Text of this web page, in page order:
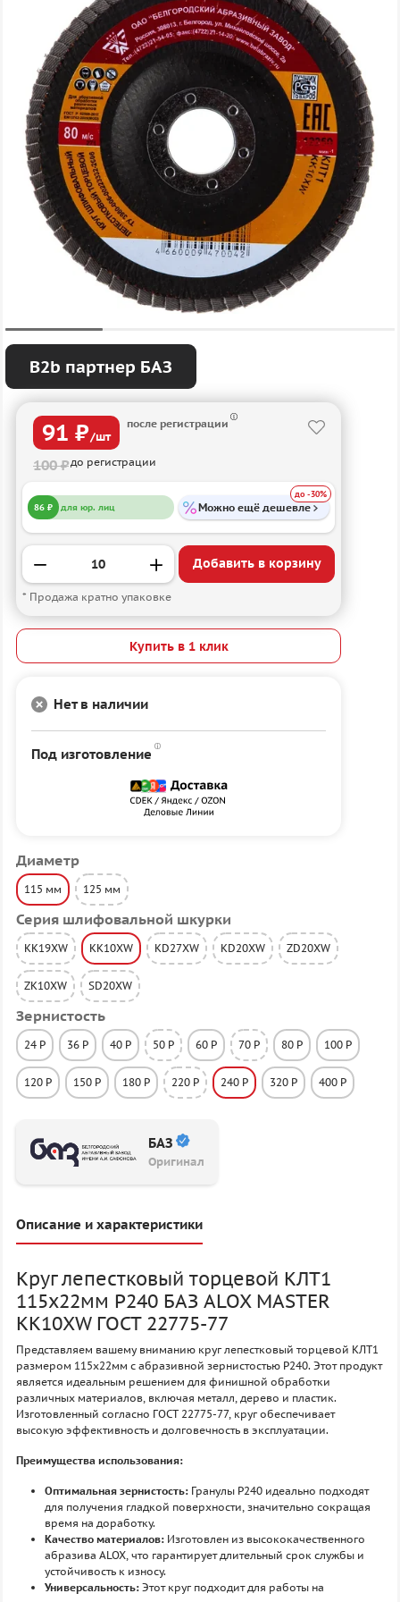
B2b партнер БАЗ
Диаметр
115 мм 125 мм
Серия шлифовальной шкурки
KK19XW KK10XW KD27XW KD20XW ZD20XW
ZK10XW SD20XW
Зернистость
24 P 36 P 40 P 50 P 60 P 70 P 80 P 100 P
120 P 150 P 180 P 220 P 240 P 320 P 400 P
БАЗ
Оригинал
91 ₽/шт
после регистрации
100 ₽до регистрации
86 ₽ для юр. лиц Можно ещё дешевле
до -30%
Добавить в корзину
* Продажа кратно упаковке
Купить в 1 клик
Нет в наличии
Под изготовление
Описание и характеристики
Круг лепестковый торцевой КЛТ1
115х22мм P240 БАЗ ALOX MASTER
KK10XW ГОСТ 22775-77
Представляем вашему вниманию круг лепестковый торцевой КЛТ1
размером 115х22мм с абразивной зернистостью P240. Этот продукт
является идеальным решением для финишной обработки
различных материалов, включая металл, дерево и пластик.
Изготовленный согласно ГОСТ 22775-77, круг обеспечивает
высокую эффективность и долговечность в эксплуатации.
Преимущества использования:
Оптимальная зернистость: Гранулы P240 идеально подходят
для получения гладкой поверхности, значительно сокращая
время на доработку.
Качество материалов: Изготовлен из высококачественного
абразива ALOX, что гарантирует длительный срок службы и
устойчивость к износу.
Универсальность: Этот круг подходит для работы на